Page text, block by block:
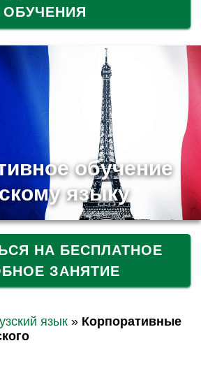
ОБУЧЕНИЯ
обучение
языку
НА БЕСПЛАТНОЕ
ЗАНЯТИЕ
язык » Корпоративные